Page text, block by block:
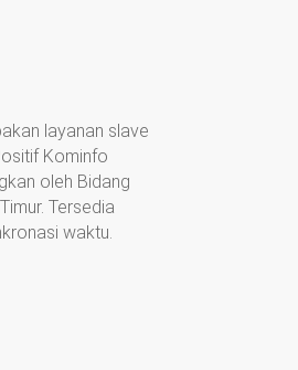
layanan slave
Kominfo
oleh Bidang
Tersedia
waktu.